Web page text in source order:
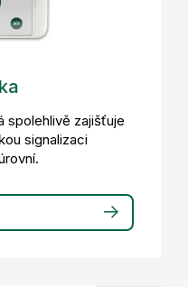
spolehlivě zajišťuje
signalizaci